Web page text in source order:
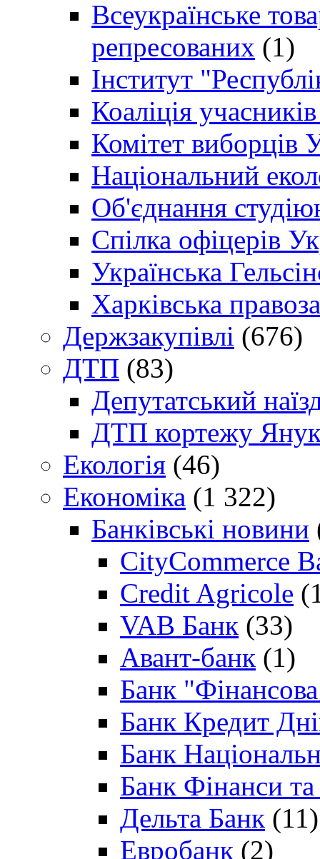
Всеукраїнське
репресованих (1)
Інститут
Коаліція
Комітет виборців
Національний
Об'єднання
Спілка офіцерів
Українська
Харківська
Держзакупівлі (676)
ДТП (83)
Депутатський
ДТП кортежу
Екологія (46)
Економіка (1 322)
Банківські новини
CityCommerce
Credit Agricole
VAB Банк (33)
Авант-банк (1)
Банк "Фінансова
Банк Кредит
Банк
Банк Фінанси
Дельта Банк (11)
Евробанк (2)